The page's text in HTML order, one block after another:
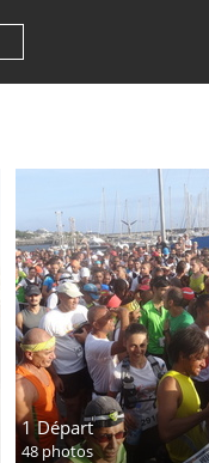
1 Départ
48 photos